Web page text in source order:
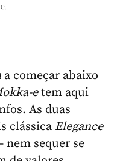
a começar abaixo
etem aqui
As duas
clássica Elegance
nem sequer se